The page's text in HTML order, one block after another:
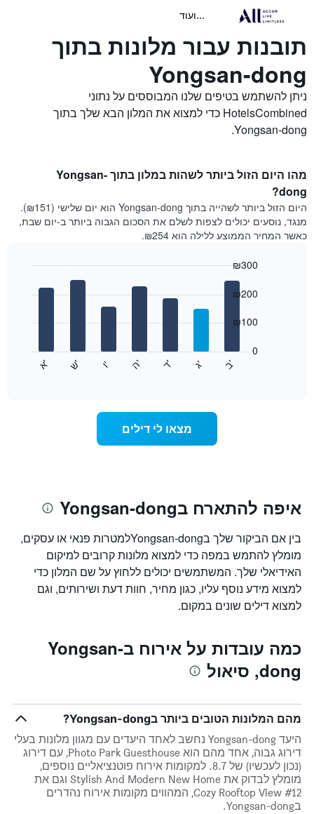
...ועוד
תובנות עבור מלונות בתוך
Yongsan-dong
ניתן להשתמש בטיפים שלנו המבוססים על נתוני
HotelsCombined כדי למצוא את המלון הבא שלך בתוך
Yongsan-dong.
מהו היום הזול ביותר לשהות במלון בתוך Yongsan-
dong?
היום הזול ביותר לשהייה בתוך Yongsan-dong הוא יום שלישי (₪151).
מנגד, נוסעים יכולים לצפות לשלם את הסכום הגבוה ביותר ב-יום שבת,
כאשר המחיר הממוצע ללילה הוא ₪254.
התרשים
התרשים
כולל
ציר
X
המציגים
את
ימי
השבוע.
1
Y
מחיר
הממוצע
של
חדר
ב
' ג
' ד
' ה
' ו
' ש
' א
'
0
₪100
₪200
₪300
מצאו לי דילים
איפה להתארח בYongsan-dong
בין אם הביקור שלך בYongsan-dongלמטרות פנאי או עסקים,
מומלץ להתמש במפה כדי למצוא מלונות קרובים למיקום
האידיאלי שלך. המשתמשים יכולים ללחוץ על שם המלון כדי
למצוא מידע נוסף עליו, כגון מחיר, חוות דעת ושירותים, וגם
למצוא דילים שונים במקום.
כמה עובדות על אירוח בYongsan-
dong, סיאול
מהם המלונות הטובים ביותר בYongsan-dong?
היעד Yongsan-dong נחשב לאחד היעדים עם מגוון מלונות בעלי
דירוג גבוה, אחד מהם הוא Photo Park Guesthouse, עם דירוג
(נכון לעכשיו) של 8.7. למקומות אירוח פוטנציאליים נוספים,
מומלץ לבדוק את Stylish And Modern New Home וגם את
Cozy Rooftop View #12, המהווים מקומות אירוח נהדרים
בYongsan-dong.